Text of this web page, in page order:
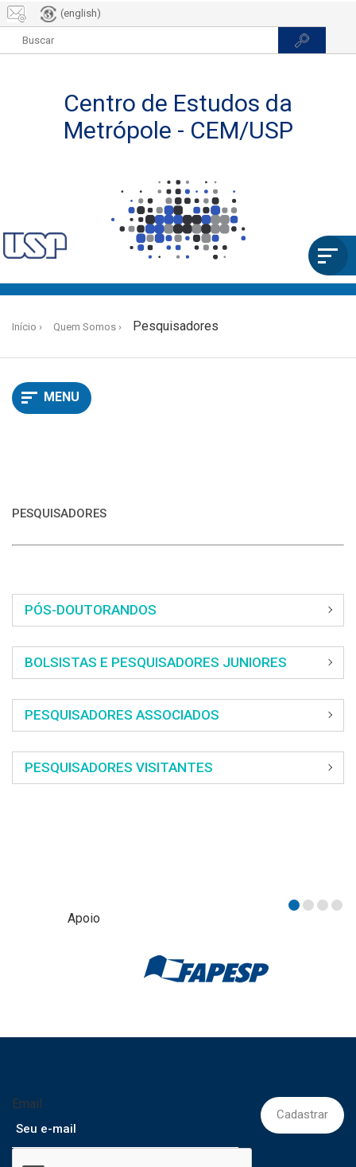
(english)
principal
Início Quem Somos Pesquisadores
MENU
PESQUISADORES
PÓS-DOUTORANDOS
BOLSISTAS E PESQUISADORES JUNIORES
PESQUISADORES ASSOCIADOS
PESQUISADORES VISITANTES
Apoio
Email